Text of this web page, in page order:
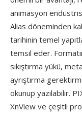
animasyon
Alias döneminden
tarihinin temel
temsil eder.
sıkıştırma yükü,
ayrıştırma
okunup yazılabilir.
XnView ve çeşitli